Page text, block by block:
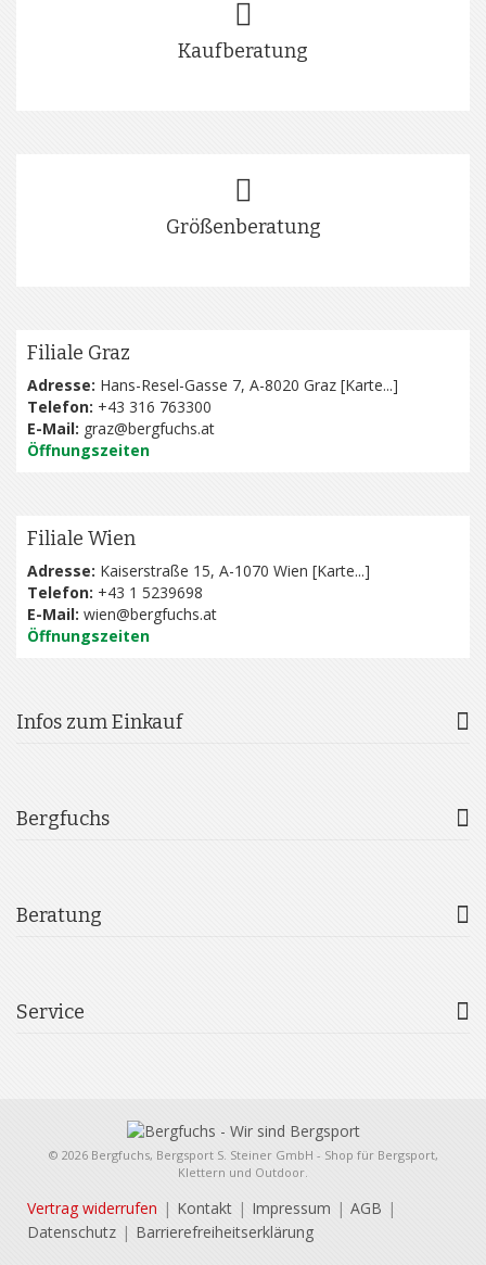
Kaufberatung
Größenberatung
Filiale Graz
Adresse: Hans-Resel-Gasse 7, A-8020 Graz [Karte...]
Telefon: +43 316 763300
E-Mail: graz@bergfuchs.at
Öffnungszeiten
Filiale Wien
Adresse: Kaiserstraße 15, A-1070 Wien [Karte...]
Telefon: +43 1 5239698
E-Mail: wien@bergfuchs.at
Öffnungszeiten
Infos zum Einkauf
Bergfuchs
Beratung
Service
© 2026 Bergfuchs, Bergsport S. Steiner GmbH - Shop für Bergsport,
Klettern und Outdoor.
Vertrag widerrufen Kontakt Impressum
AGB
Datenschutz
Barrierefreiheitserklärung